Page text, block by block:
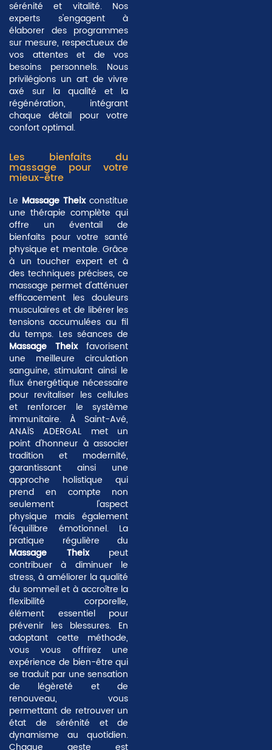
sérénité et vitalité. Nos
experts s'engagent à
élaborer des programmes
sur mesure, respectueux de
vos attentes et de vos
besoins personnels. Nous
privilégions un art de vivre
axé sur la qualité et la
régénération, intégrant
chaque détail pour votre
confort optimal.
Les bienfaits du
massage pour votre
mieux-être
Le Massage Theixconstitue
une thérapie complète qui
offre un éventail de
bienfaits pour votre santé
physique et mentale. Grâce
à un toucher expert et à
des techniques précises, ce
massage permet d'atténuer
efficacement lesdouleurs
musculaires et de libérer les
tensions accumulées au fil
du temps. Les séances de
Massage Theixfavorisent
une meilleure circulation
sanguine, stimulant ainsi le
flux énergétique nécessaire
pour revitaliser les cellules
et renforcer le système
immunitaire. À Saint-Avé,
ANAÏS ADERGAL met un
point d'honneur à associer
tradition et modernité,
garantissant ainsi une
approche holistique qui
prend en compte non
seulement l'aspect
physique mais également
l'équilibre émotionnel. La
pratique régulière du
Massage Theixpeut
contribuer à diminuer le
stress, à améliorer la qualité
du sommeil et à accroître la
flexibilité corporelle,
élément essentiel pour
prévenir les blessures. En
adoptant cette méthode,
vous vous offrirez une
expérience de bien-être qui
se traduit par une sensation
de légèreté et de
renouveau, vous
permettant de retrouver un
état de sérénité et de
dynamisme au quotidien.